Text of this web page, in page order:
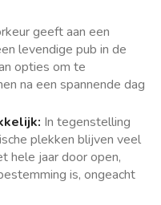
geeft aan een
levendige pub in de
opties om te
na een spannende dag
In tegenstelling
plekken blijven veel
hele jaar door open,
is, ongeacht